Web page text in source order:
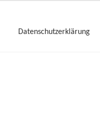
Datenschutzerklärung